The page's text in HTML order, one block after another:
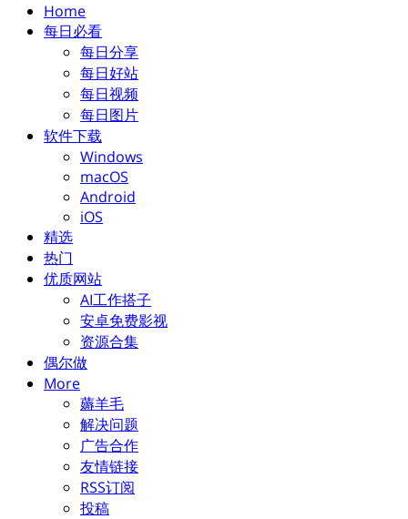
Home
每日必看
每日分享
每日好站
每日视频
每日图片
软件下载
Windows
macOS
Android
iOS
精选
热门
优质网站
AI工作搭子
安卓免费影视
资源合集
偶尔做
More
薅羊毛
解决问题
广告合作
友情链接
RSS订阅
投稿